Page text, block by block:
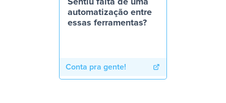
Sentiu falta de uma
automatização entre
essas ferramentas?
Conta pra gente!